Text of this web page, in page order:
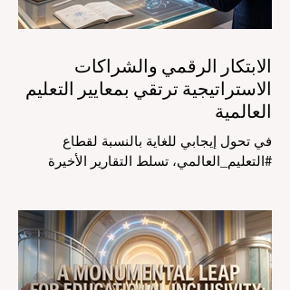
الأساسي وال
الابتكار الرقمي والشراكات
الاستراتيجية ترتقي بمعايير التعليم
العالمية
في تحول إيجابي للغاية بالنسبة لقطاع
#التعليم_العالمي، تسلط التقارير الأخيرة
الفصول الدراسية في جميع أنحاء العالم، وهو
أمر يثير اهتماماً كبيراً في الأوساط الأكاديمية
العربية التي تسعى للريادة. إن الدمج السريع
لمساعدي #الذكاء_الاصطناعي المتخصصين